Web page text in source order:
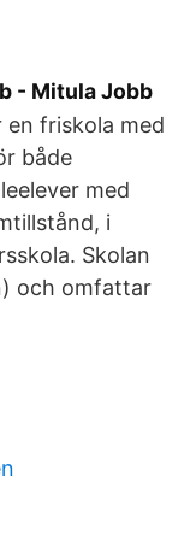
- Mitula Jobb
en friskola med
både
med
i
Skolan
och omfattar